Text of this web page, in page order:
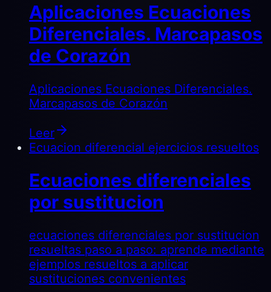
Aplicaciones Ecuaciones
Diferenciales. Marcapasos
de Corazón
Aplicaciones Ecuaciones Diferenciales.
Marcapasos de Corazón
Leer
Ecuacion diferencial ejercicios resueltos
Ecuaciones diferenciales
por sustitucion
ecuaciones diferenciales por sustitucion
resueltas paso a paso: aprende mediante
ejemplos resueltos a aplicar
sustituciones convenientes